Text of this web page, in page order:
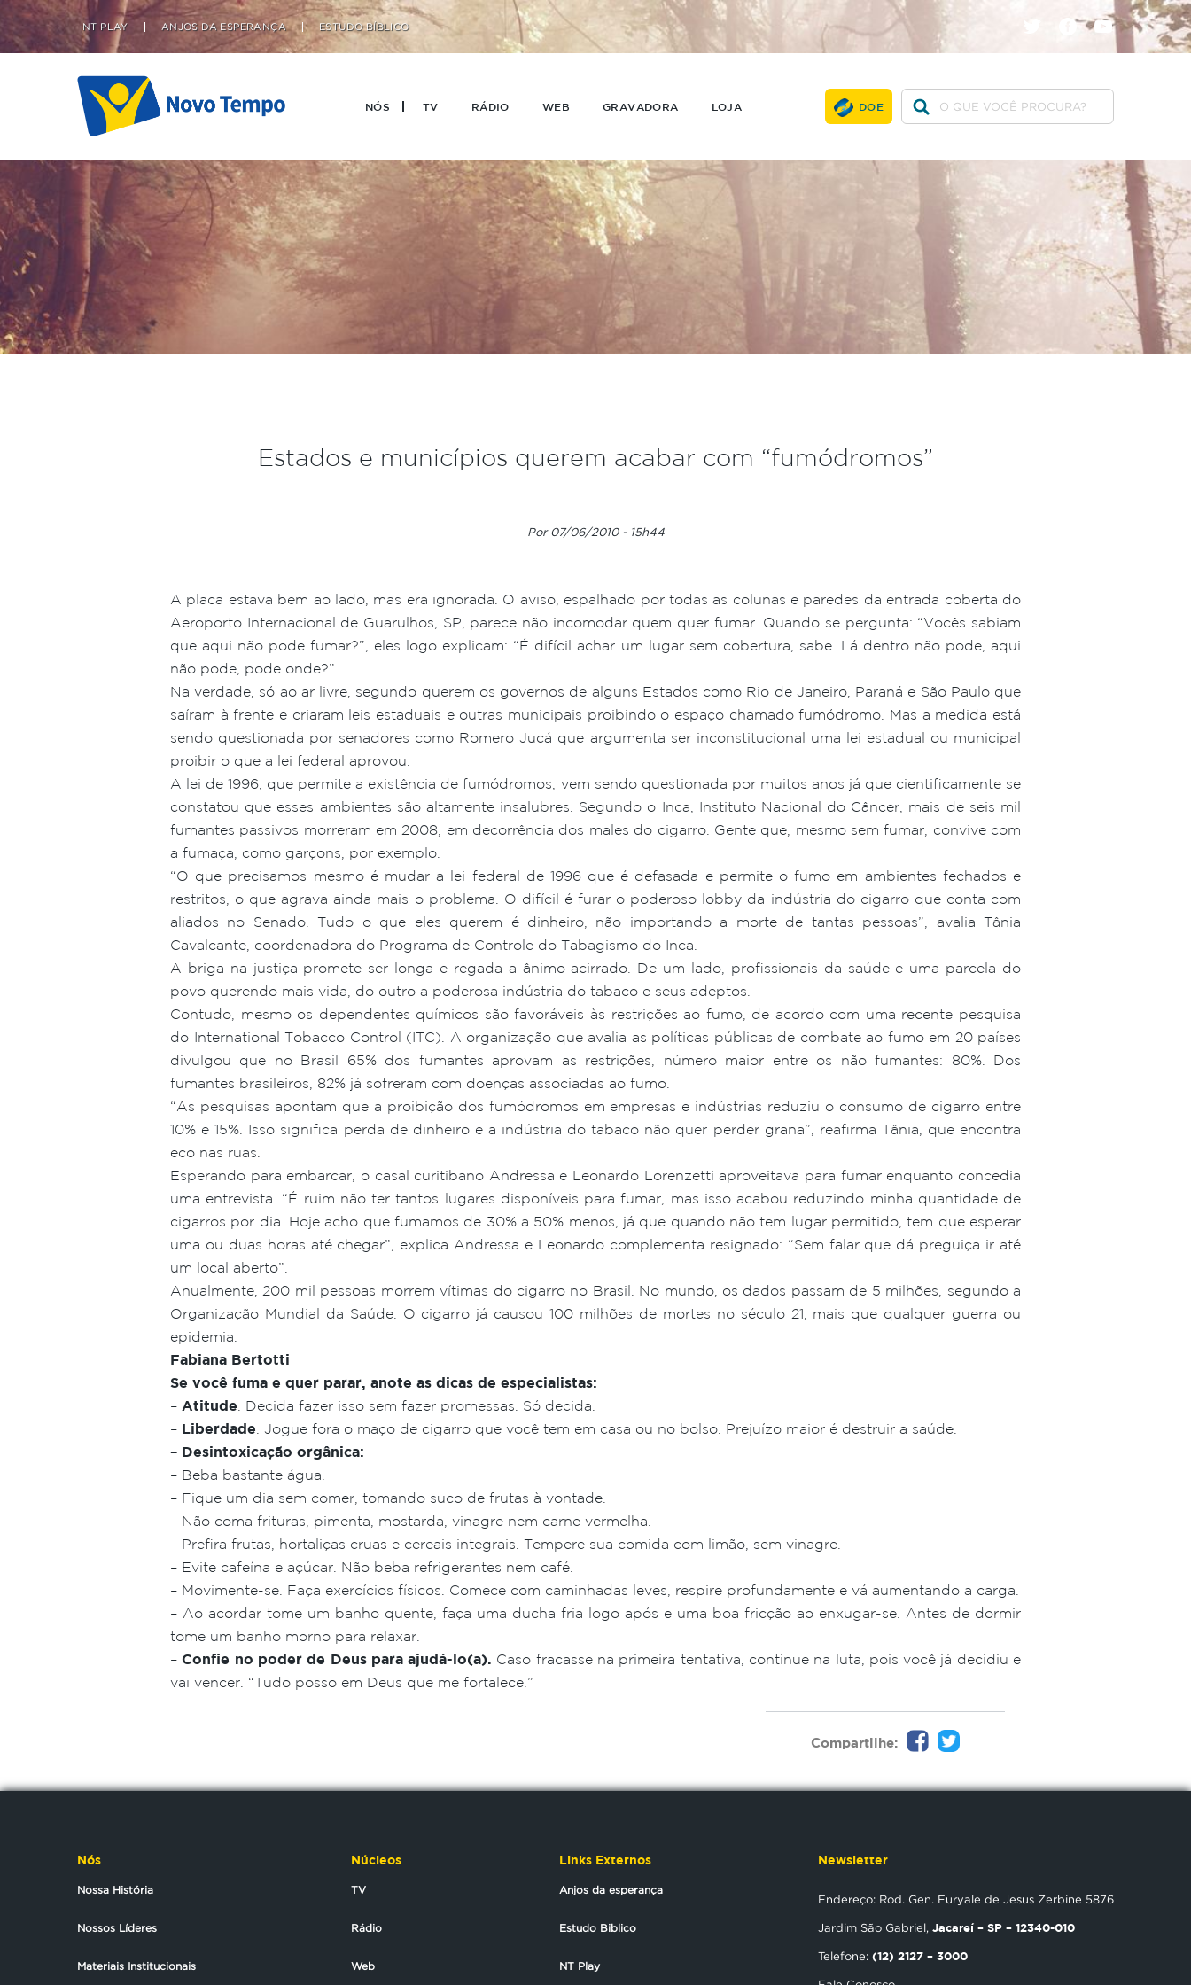
NÓS TV RÁDIO WEB
NT PLAY ANJOS DA ESPERANÇA ESTUDO BÍBLICO
GRAVADORA LOJA DOE
facebookyoutube
Estados e municípios querem acabar com “fumódromos”
Por 07/06/2010 - 15h44
A placa estava bem ao lado, mas era ignorada. O aviso, espalhado por todas as colunas e paredes da entrada coberta do
Aeroporto Internacional de Guarulhos, SP, parece não incomodar quem quer fumar. Quando se pergunta: “Vocês sabiam
que aqui não pode fumar?”, eles logo explicam: “É difícil achar um lugar sem cobertura, sabe. Lá dentro não pode, aqui
não pode, pode onde?”
Na verdade, só ao ar livre, segundo querem os governos de alguns Estados como Rio de Janeiro, Paraná e São Paulo que
saíram à frente e criaram leis estaduais e outras municipais proibindo o espaço chamado fumódromo. Mas a medida está
sendo questionada por senadores como Romero Jucá que argumenta ser inconstitucional uma lei estadual ou municipal
proibir o que a lei federal aprovou.
A lei de 1996, que permite a existência de fumódromos, vem sendo questionada por muitos anos já que cientificamente se
constatou que esses ambientes são altamente insalubres. Segundo o Inca, Instituto Nacional do Câncer, mais de seis mil
fumantes passivos morreram em 2008, em decorrência dos males do cigarro. Gente que, mesmo sem fumar, convive com
a fumaça, como garçons, por exemplo.
“O que precisamos mesmo é mudar a lei federal de 1996 que é defasada e permite o fumo em ambientes fechados e
restritos, o que agrava ainda mais o problema. O difícil é furar o poderoso lobby da indústria do cigarro que conta com
aliados no Senado. Tudo o que eles querem é dinheiro, não importando a morte de tantas pessoas”, avalia Tânia
Cavalcante, coordenadora do Programa de Controle do Tabagismo do Inca.
A briga na justiça promete ser longa e regada a ânimo acirrado. De um lado, profissionais da saúde e uma parcela do
povo querendo mais vida, do outro a poderosa indústria do tabaco e seus adeptos.
Contudo, mesmo os dependentes químicos são favoráveis às restrições ao fumo, de acordo com uma recente pesquisa
do International Tobacco Control (ITC). A organização que avalia as políticas públicas de combate ao fumo em 20 países
divulgou que no Brasil 65% dos fumantes aprovam as restrições, número maior entre os não fumantes: 80%. Dos
fumantes brasileiros, 82% já sofreram com doenças associadas ao fumo.
“As pesquisas apontam que a proibição dos fumódromos em empresas e indústrias reduziu o consumo de cigarro entre
10% e 15%. Isso significa perda de dinheiro e a indústria do tabaco não quer perder grana”, reafirma Tânia, que encontra
eco nas ruas.
Esperando para embarcar, o casal curitibano Andressa e Leonardo Lorenzetti aproveitava para fumar enquanto concedia
uma entrevista. “É ruim não ter tantos lugares disponíveis para fumar, mas isso acabou reduzindo minha quantidade de
cigarros por dia. Hoje acho que fumamos de 30% a 50% menos, já que quando não tem lugar permitido, tem que esperar
uma ou duas horas até chegar”, explica Andressa e Leonardo complementa resignado: “Sem falar que dá preguiça ir até
um local aberto”.
Anualmente, 200 mil pessoas morrem vítimas do cigarro no Brasil. No mundo, os dados passam de 5 milhões, segundo a
Organização Mundial da Saúde. O cigarro já causou 100 milhões de mortes no século 21, mais que qualquer guerra ou
epidemia.
Fabiana Bertotti
Se você fuma e quer parar, anote as dicas de especialistas:
– Atitude . Decida fazer isso sem fazer promessas. Só decida.
– Liberdade . Jogue fora o maço de cigarro que você tem em casa ou no bolso. Prejuízo maior é destruir a saúde.
– Desintoxicação orgânica:
– Beba bastante água.
– Fique um dia sem comer, tomando suco de frutas à vontade.
– Não coma frituras, pimenta, mostarda, vinagre nem carne vermelha.
– Prefira frutas, hortaliças cruas e cereais integrais. Tempere sua comida com limão, sem vinagre.
– Evite cafeína e açúcar. Não beba refrigerantes nem café.
– Movimente-se. Faça exercícios físicos. Comece com caminhadas leves, respire profundamente e vá aumentando a carga.
– Ao acordar tome um banho quente, faça uma ducha fria logo após e uma boa fricção ao enxugar-se. Antes de dormir
tome um banho morno para relaxar.
–Confie no poder de Deus para ajudá-lo(a). Caso fracasse na primeira tentativa, continue na luta, pois você já decidiu e
vai vencer. “Tudo posso em Deus que me fortalece.”
Compartilhe:
Nós
Nossa História
Nossos Líderes
Materiais Institucionais
Núcleos
TV
Rádio
Web
Links Externos
Anjos da esperança
Estudo Biblico
NT Play
Newsletter
Endereço: Rod. Gen. Euryale de Jesus Zerbine 5876
Jardim São Gabriel, Jacareí – SP – 12340-010
Telefone: (12) 2127 – 3000